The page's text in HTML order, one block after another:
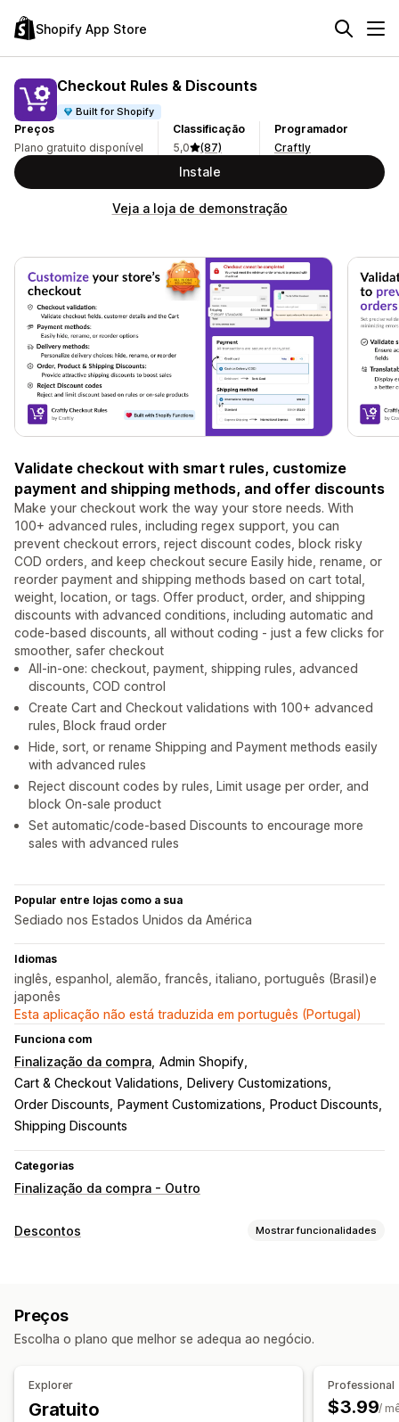
Shopify App Store
Checkout Rules & Discounts
Built for Shopify
Preços
Plano gratuito disponível
Classificação
5,0
(87)
Programador
Craftly
Instale
Veja a loja de demonstração
Validate checkout with smart rules, customize
payment and shipping methods, and offer discounts
Make your checkout work the way your store needs. With
100+ advanced rules, including regex support, you can
prevent checkout errors, reject discount codes, block risky
COD orders, and keep checkout secure Easily hide, rename, or
reorder payment and shipping methods based on cart total,
weight, location, or tags. Offer product, order, and shipping
discounts with advanced conditions, including automatic and
code-based discounts, all without coding - just a few clicks for
smoother, safer checkout
All-in-one: checkout, payment, shipping rules, advanced
discounts, COD control
Create Cart and Checkout validations with 100+ advanced
rules, Block fraud order
Hide, sort, or rename Shipping and Payment methods easily
with advanced rules
Reject discount codes by rules, Limit usage per order, and
block On-sale product
Set automatic/code-based Discounts to encourage more
sales with advanced rules
Popular entre lojas como a sua
Sediado nos Estados Unidos da América
Idiomas
inglês, espanhol, alemão, francês, italiano, português (Brasil)e
japonês
Esta aplicação não está traduzida em português (Portugal)
Funciona com
Finalização da compra Admin Shopify
Cart & Checkout Validations
Delivery Customizations
Order Discounts
Payment Customizations
Product Discounts
Shipping Discounts
Categorias
Finalização da compra - Outro
Descontos Mostrar funcionalidades
Descontos em percentagem
Envio gratuito
Taxas de envio
Ofertas por tempo limitado
Descontos personalizados
Preços
Escolha o plano que melhor se adequa ao negócio.
Explorer
Gratuito
Professional
$3.99/